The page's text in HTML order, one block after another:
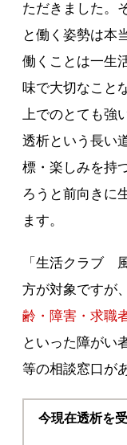
ただきました。
と働く姿勢は本
働くことは一生
味で大切なこと
上でのとても強
透析という長い
標・楽しみを持
ろうと前向きに
ます。
「生活クラブ
方が対象ですが
齢・障害・求職
といった障がい
等の相談窓口が
今現在透析を